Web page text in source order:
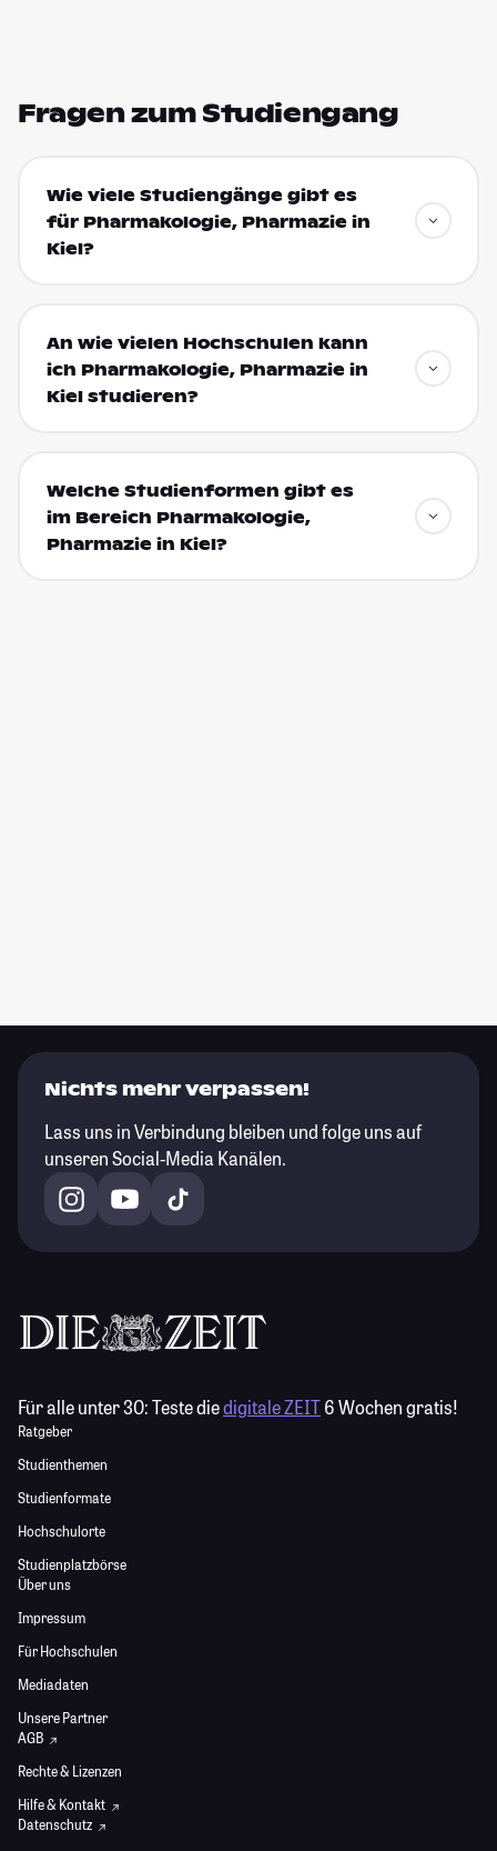
Fragen zum Studiengang
Wie viele Studiengänge gibt es
für Pharmakologie, Pharmazie in
Kiel?
An wie vielen Hochschulen kann
ich Pharmakologie, Pharmazie in
Kiel studieren?
Welche Studienformen gibt es
im Bereich Pharmakologie,
Pharmazie in Kiel?
Nichts mehr verpassen!
Lass uns in Verbindung bleiben und folge uns auf
unseren Social-Media Kanälen.
Für alle unter 30:Teste diedigitale ZEIT6 Wochen gratis!
Ratgeber
Studienthemen
Studienformate
Hochschulorte
Studienplatzbörse
Über uns
Impressum
Für Hochschulen
Mediadaten
Unsere Partner
AGB
Rechte & Lizenzen
Hilfe & Kontakt
Datenschutz